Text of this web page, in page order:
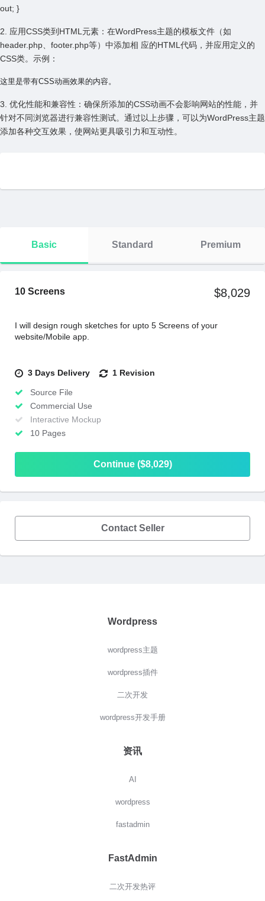
out; }
2. 应⽤CSS类到HTML元素：在WordPress主题的模板⽂件（如
header.php、footer.php等）中添加相 应的HTML代码，并应⽤定义的
CSS类。⽰例：
这⾥是带有CSS动画效果的内容。
3. 优化性能和兼容性：确保所添加的CSS动画不会影响⽹站的性能，并
针对不同浏览器进⾏兼容性测试。通过以上步骤，可以为WordPress主题
添加各种交互效果，使⽹站更具吸引⼒和互动性。
Basic Standard Premium
10 Screens $8,029
I will design rough sketches for upto 5 Screens of your
website/Mobile app.
3 Days Delivery 1 Revision
Source File
Commercial Use
Interactive Mockup
10 Pages
Continue ($8,029)
Contact Seller
Wordpress
wordpress主题
wordpress插件
二次开发
wordpress开发手册
资讯
AI
wordpress
fastadmin
FastAdmin
二次开发热评